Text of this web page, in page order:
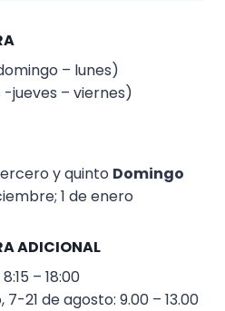
– lunes)
-jueves – viernes)
y quinto Domingo
1 de enero
ADICIONAL
– 18:00
7-21 de agosto: 9.00 – 13.00